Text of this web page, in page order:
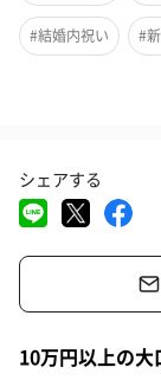
Weekbook
機能性だけでなく
対に喜ばれるアイ
#結婚内祝い #
#祖母 #義母
#同僚女性
シェアする
10万円以上の